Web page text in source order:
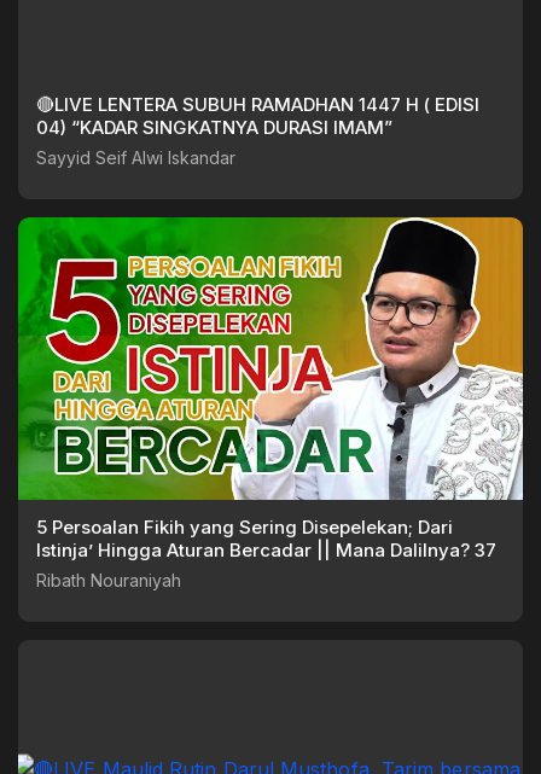
🔴LIVE LENTERA SUBUH RAMADHAN 1447 H ( EDISI
04) “KADAR SINGKATNYA DURASI IMAM”
Sayyid Seif Alwi Iskandar
5 Persoalan Fikih yang Sering Disepelekan; Dari
Istinja’ Hingga Aturan Bercadar || Mana Dalilnya? 37
Ribath Nouraniyah